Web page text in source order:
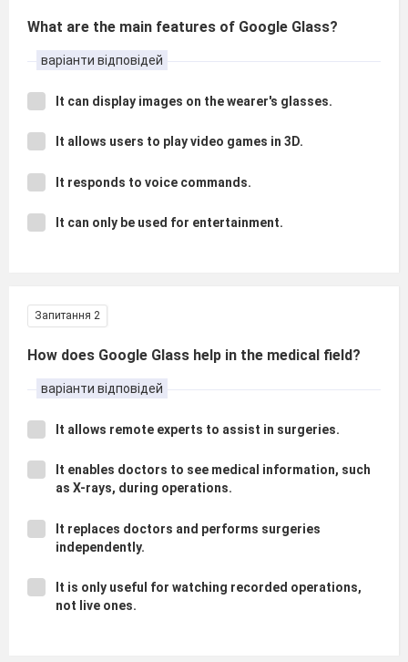
What are the main features of Google Glass?
варіанти відповідей
It can display images on the wearer's glasses.
It allows users to play video games in 3D.
It responds to voice commands.
It can only be used for entertainment.
Запитання 2
How does Google Glass help in the medical field?
варіанти відповідей
It allows remote experts to assist in surgeries.
It enables doctors to see medical information, such
as X-rays, during operations.
It replaces doctors and performs surgeries
independently.
It is only useful for watching recorded operations,
not live ones.